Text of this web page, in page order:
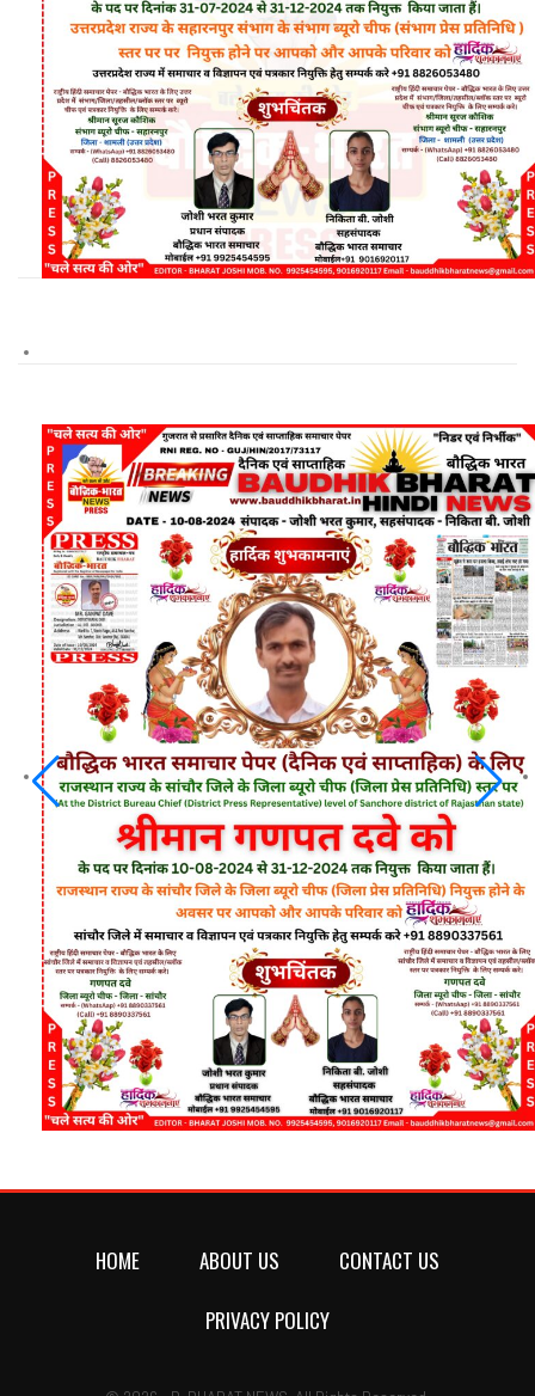
HOME ABOUT US
CONTACT US
PRIVACY POLICY